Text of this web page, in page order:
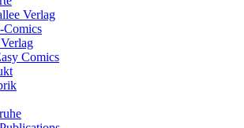
Verlag
Comics
Comics